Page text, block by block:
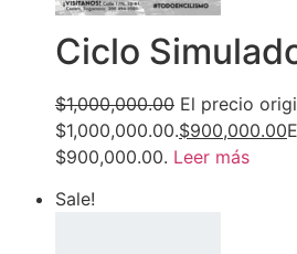
Ciclo
$1,000,000.00 El precio
$1,000,000.00.$900,000.00
$900,000.00. Leer más
Sale!